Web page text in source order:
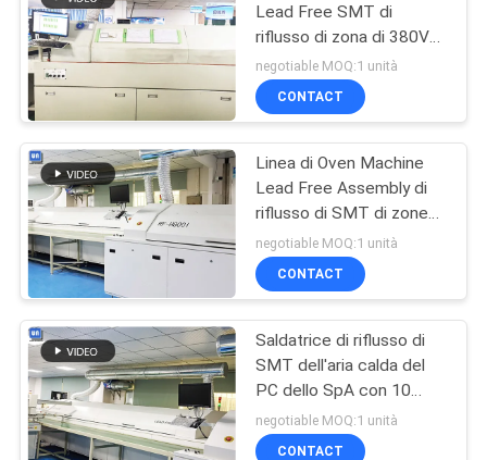
RICHIEDA
UNA
CITAZIONE
VR
MAPPA
DEL
SITO
PRIVACY
POLICY
Forno di riflusso di
SMT
Stampante della
pasta della lega per
saldatura
13
Lead Free SMT di
riflusso di zona di 380V
50HZ 220V 60HZ 8
negotiable MOQ:1 unità
CONTACT
Linea di Oven Machine
Lead Free Assembly di
riflusso di SMT di zone
del PC 10 dello SpA
negotiable MOQ:1 unità
CONTACT
Saldatrice di riflusso di
SMT dell'aria calda del
PC dello SpA con 10
zone di riscaldamento
negotiable MOQ:1 unità
CONTACT